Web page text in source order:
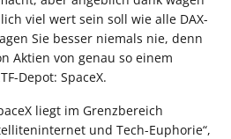
viel wert sein soll wie alle DAX-
Sie besser niemals nie, denn
Aktien von genau so einem
Depot: SpaceX.
liegt im Grenzbereich
und Tech-Euphorie“,